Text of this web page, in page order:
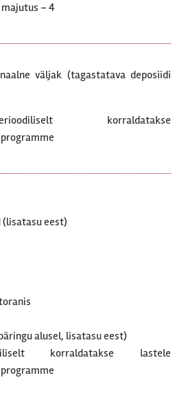
– 4
väljak (tagastatava deposiidi
korraldatakse
(lisatasu eest)
alusel, lisatasu eest)
korraldatakse lastele